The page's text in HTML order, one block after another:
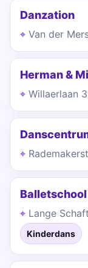
Danzation
Van der
Herman &
Willaerlaan
Lange
Kinderdans